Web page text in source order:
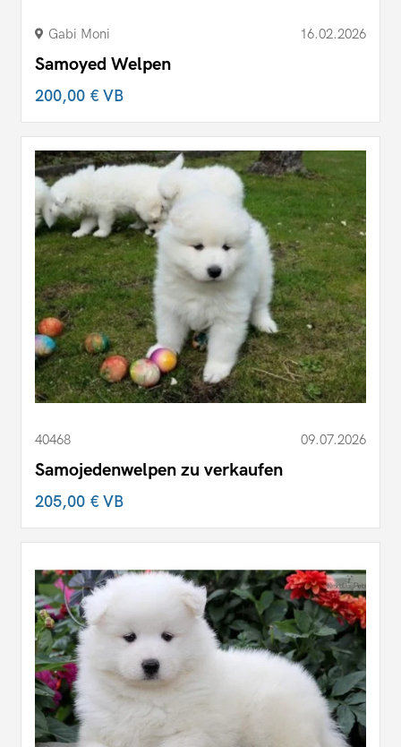
Gabi Moni 16.02.2026
Samoyed Welpen
200,00 €VB
40468 09.07.2026
Samojedenwelpen zu verkaufen
205,00 €VB